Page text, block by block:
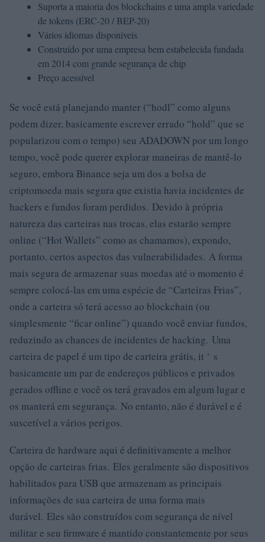
Suporta a maioria dos blockchains e uma ampla variedade
de tokens (ERC-20 / BEP-20)
Vários idiomas disponíveis
Construído por uma empresa bem estabelecida fundada
em 2014 com grande segurança de chip
Preço acessível
Se você está planejando manter (“hodl” como alguns
podem dizer, basicamente escrever errado “hold” que se
popularizou com o tempo) seu ADADOWN por um longo
tempo, você pode querer explorar maneiras de mantê-lo
seguro, embora Binance seja um dos a bolsa de
criptomoeda mais segura que existia havia incidentes de
hackers e fundos foram perdidos. Devido à própria
natureza das carteiras nas trocas, elas estarão sempre
online (“Hot Wallets” como as chamamos), expondo,
portanto, certos aspectos das vulnerabilidades. A forma
mais segura de armazenar suas moedas até o momento é
sempre colocá-las em uma espécie de “Carteiras Frias”,
onde a carteira só terá acesso ao blockchain (ou
simplesmente “ficar online”) quando você enviar fundos,
reduzindo as chances de incidentes de hacking. Uma
carteira de papel é um tipo de carteira grátis, it ‘ s
basicamente um par de endereços públicos e privados
gerados offline e você os terá gravados em algum lugar e
os manterá em segurança. No entanto, não é durável e é
suscetível a vários perigos.
Carteira de hardware aqui é definitivamente a melhor
opção de carteiras frias. Eles geralmente são dispositivos
habilitados para USB que armazenam as principais
informações de sua carteira de uma forma mais
durável. Eles são construídos com segurança de nível
militar e seu firmware é mantido constantemente por seus